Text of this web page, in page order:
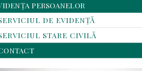
PERSOANELOR
DE EVIDENȚĂ
STARE CIVILĂ